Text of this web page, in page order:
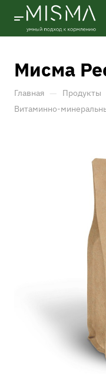
Мисма
Главная — Продукты
Витаминно-